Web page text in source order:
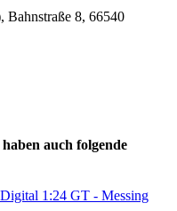
Bahnstraße 8, 66540
auch folgende